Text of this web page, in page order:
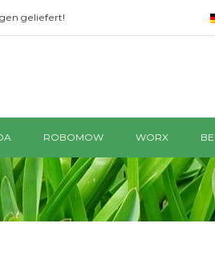
geliefert!
ROBOMOW WORX